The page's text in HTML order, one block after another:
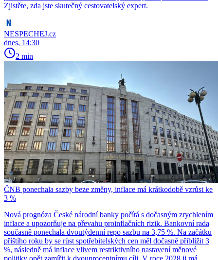
Zjistěte, zda jste skutečný cestovatelský expert.
NESPECHEJ.cz
dnes, 14:30
2 min
ČNB ponechala sazby beze změny, inflace má krátkodobě vzrůst ke
3 %
Nová prognóza České národní banky počítá s dočasným zrychlením
inflace a upozorňuje na převahu proinflačních rizik. Bankovní rada
současně ponechala dvoutýdenní repo sazbu na 3,75 %. Na začátku
příštího roku by se růst spotřebitelských cen měl dočasně přiblížit 3
%, následně má inflace vlivem restriktivního nastavení měnové
politiky opět zamířit k dvouprocentnímu cíli. V roce 2028 ji má